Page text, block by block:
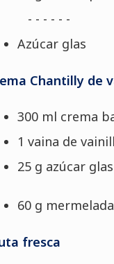
- - - - - -
Azúcar glas
Chantilly de
300 ml crema
1 vaina de
25 g azúcar glas
60 g
fresca